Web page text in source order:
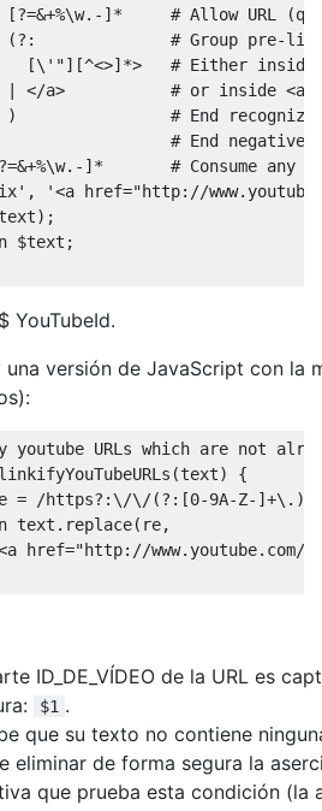
[?=&+%\w.-]*     # Allow URL
(?:              # Group pre-
[\'"][^<>]*>   # Either inside
| </a>           # or inside
)                # End
# End negative
]*       # Consume any
,
'<a href="http://
);
$text ;
YouTubeId.
una versión de JavaScript con la
URLs which are not
(text)
{
=
/https?:\/\/(?:[0-9A-Z-
text . replace( re,
href="http://www.youtube.com/
ID_DE_VÍDEO de la URL es
$1 .
que su texto no contiene
eliminar de forma segura la
que prueba esta condición (la